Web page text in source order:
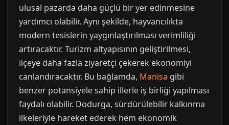
ulusal pazarda daha güçlü bir yer edinmesine
yardımcı olabilir. Aynı şekilde, hayvancılıkta
modern tesislerin yaygınlaştırılması verimliliği
artıracaktır. Turizm altyapısının geliştirilmesi,
ilçeye daha fazla ziyaretçi çekerek ekonomiyi
canlandıracaktır. Bu bağlamda, Manisa gibi
benzer potansiyele sahip illerle iş birliği yapılması
faydalı olabilir. Dodurga, sürdürülebilir kalkınma
ilkeleriyle hareket ederek hem ekonomik